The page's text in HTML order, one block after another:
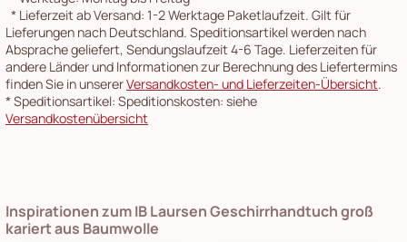
* Lieferzeit ab Versand: 1-2 Werktage Paketlaufzeit. Gilt für
Lieferungen nach Deutschland. Speditionsartikel werden nach
Absprache geliefert, Sendungslaufzeit 4-6 Tage. Lieferzeiten für
andere Länder und Informationen zur Berechnung des Liefertermins
finden Sie in unsererVersandkosten- und Lieferzeiten-Übersicht.
*Speditionsartikel: Speditionskosten: siehe
Versandkostenübersicht
Inspirationen zum IB Laursen Geschirrhandtuch groß
kariert aus Baumwolle